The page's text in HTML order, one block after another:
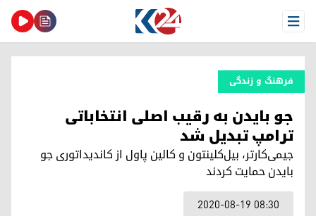
Open Menu
فرهنگ و زندگی
جو بایدن بە رقیب اصلی انتخاباتی
ترامپ تبدیل شد
جیمی‌کارتر، بیل‌کلینتون و کالین پاول از کاندیداتوری جو
بایدن حمایت کردند
2020-08-19 08:30